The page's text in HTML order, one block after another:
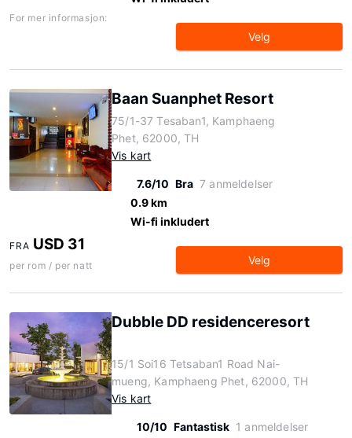
For mer informasjon:
Velg
Baan Suanphet Resort
75/1-37 Tesaban1, Kamphaeng
Phet, 62000, TH
Vis kart
7.6/10 Bra 7 anmeldelser
0.9 km
Wi-fi inkludert
FRA USD 31
per rom / per natt Velg
Dubble DD residenceresort
15/1 Soi16 Tetsaban1 Road Nai-
mueng, Kamphaeng Phet, 62000, TH
Vis kart
10/10 Fantastisk 1 anmeldelser